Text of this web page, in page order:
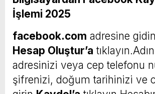
İşlemi 2025
facebook.com adresine
Hesap Oluştur’a
adresinizi veya cep telefonu
şifrenizi, doğum tarihinizi ve